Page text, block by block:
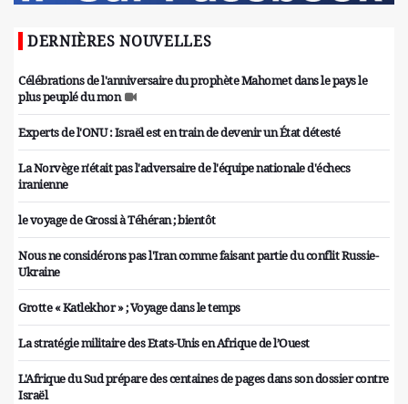
DERNIÈRES NOUVELLES
Célébrations de l'anniversaire du prophète Mahomet dans le pays le
plus peuplé du mon
Experts de l'ONU : Israël est en train de devenir un État détesté
La Norvège n'était pas l'adversaire de l'équipe nationale d'échecs
iranienne
le voyage de Grossi à Téhéran ; bientôt
Nous ne considérons pas l'Iran comme faisant partie du conflit Russie-
Ukraine
Grotte « Katlekhor » ; Voyage dans le temps
La stratégie militaire des Etats-Unis en Afrique de l’Ouest
L'Afrique du Sud prépare des centaines de pages dans son dossier contre
Israël